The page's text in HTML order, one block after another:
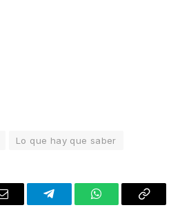
Lo que hay que saber
Email TelegramWhatsAppCopy